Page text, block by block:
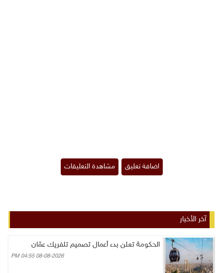
آخر الأخبار
الحكومة تعلن بدء أعمال تصميم تلفريك عمّان
08-08-2026 04:55 PM